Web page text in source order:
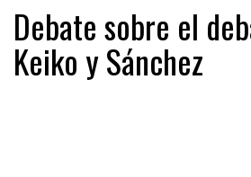
Debate sobre el
Keiko y Sánchez